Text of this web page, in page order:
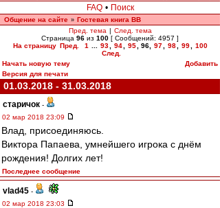
FAQ • Поиск
Общение на сайте » Гостевая книга ВВ
Пред. тема | След. тема
Страница 96 из 100 [ Сообщений: 4957 ]
На страницу Пред. 1 93 94 95 96, 97 98 99
100
След.
Начать новую тему
Добавить
Версия для печати
01.03.2018 - 31.03.2018
старичок -
02 мар 2018 23:09
Влад, присоединяюсь.
Виктора Папаева, умнейшего игрока с днём
рождения! Долгих лет!
Последнее сообщение
vlad45 -
02 мар 2018 23:03